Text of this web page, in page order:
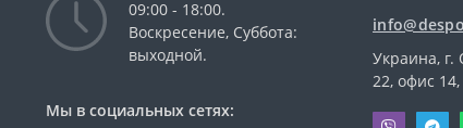
09:00 - 18:00.
Воскресение, Суббота:
выходной.
Мы в социальных сетях:
Украина, г.
22, офис